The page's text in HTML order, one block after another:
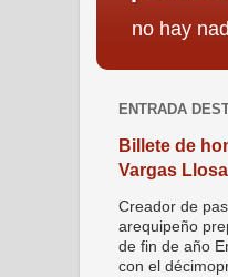
no hay
ENTRADA
Billete de
Vargas Llosa
Creador de
arequipeño
de fin de año
con el